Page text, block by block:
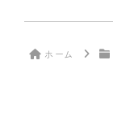
ホーム